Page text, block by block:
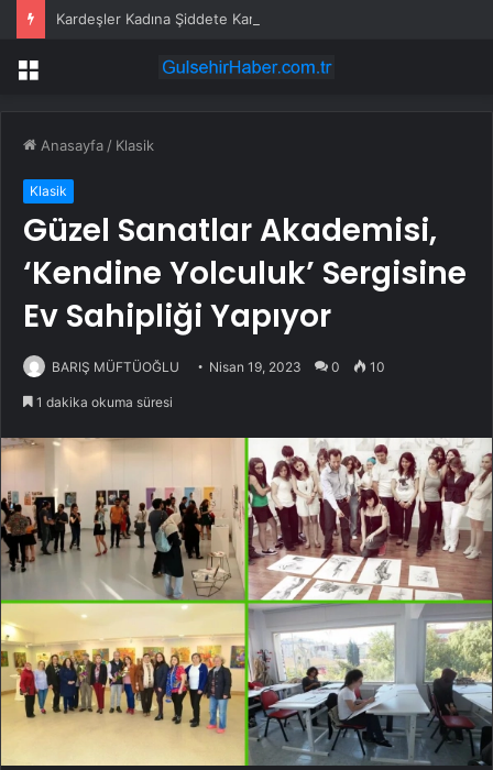
Kardeşler Kadına Şiddete Karşı Çıktı, Bıçaklandı
Menü
Anasayfa / Klasik
Klasik
Güzel Sanatlar Akademisi,
‘Kendine Yolculuk’ Sergisine
Ev Sahipliği Yapıyor
BARIŞ MÜFTÜOĞLU Nisan 19, 2023 0 10
1 dakika okuma süresi